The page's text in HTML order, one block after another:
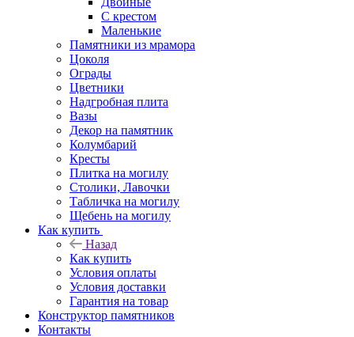
С крестом
Маленькие
Памятники из мрамора
Цоколя
Ограды
Цветники
Надгробная плита
Вазы
Декор на памятник
Колумбарий
Кресты
Плитка на могилу
Столики, Лавочки
Табличка на могилу
Щебень на могилу
Как купить
Назад
Как купить
Условия оплаты
Условия доставки
Гарантия на товар
Конструктор памятников
Контакты